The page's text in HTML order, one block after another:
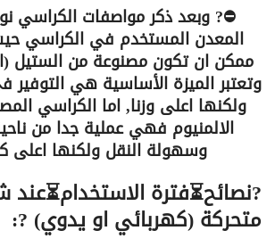
⛔? وبعد ذكر مواصفات الكراسي
المعدن المستخدم في الكراسي
ممكن ان تكون مصنوعة من الستيل
وتعتبر الميزة الأساسية هي
ولكنها اعلى وزنا, اما الكراسي
الالمنيوم فهي عملية جدا من
وسهولة النقل ولكنها اعلى
?نصائح⏳فترة الاستخدام⏳عند
متحركة (كهربائي او يدوي) ?: